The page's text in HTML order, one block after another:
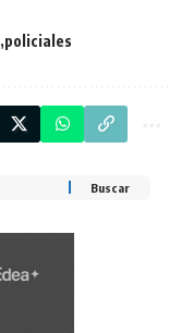
policiales